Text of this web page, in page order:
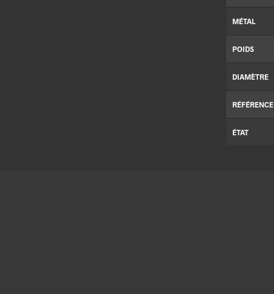
MÉTAL
POIDS
DIAMÈTRE
RÉFÉRENCE
ÉTAT